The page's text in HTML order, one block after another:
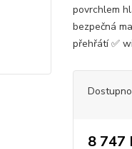
povrchlem
bezpečná
přehřátí ✅
8 747